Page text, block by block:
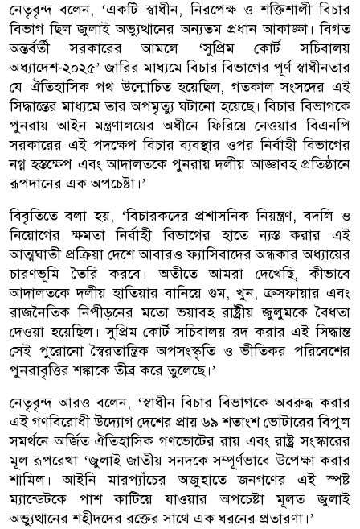
নেতৃবৃন্দ বলেন, ‘একটি স্বাধীন, নিরপেক্ষ ও শক্তিশালী বিচার
বিভাগ ছিল জুলাই অভ্যুত্থানের অন্যতম প্রধান আকাঙ্ক্ষা। বিগত
অন্তর্বর্তী সরকারের আমলে ‘সুপ্রিম কোর্ট সচিবালয়
অধ্যাদেশ-২০২৫’ জারির মাধ্যমে বিচার বিভাগের পূর্ণ স্বাধীনতার
যে ঐতিহাসিক পথ উন্মোচিত হয়েছিল, গতকাল সংসদের এই
সিদ্ধান্তের মাধ্যমে তার অপমৃত্যু ঘটানো হয়েছে। বিচার বিভাগকে
পুনরায় আইন মন্ত্রণালয়ের অধীনে ফিরিয়ে নেওয়ার বিএনপি
সরকারের এই পদক্ষেপ বিচার ব্যবস্থার ওপর নির্বাহী বিভাগের
নগ্ন হস্তক্ষেপ এবং আদালতকে পুনরায় দলীয় আজ্ঞাবহ প্রতিষ্ঠানে
রূপদানের এক অপচেষ্টা।’
বিবৃতিতে বলা হয়, ‘বিচারকদের প্রশাসনিক নিয়ন্ত্রণ, বদলি ও
নিয়োগের ক্ষমতা নির্বাহী বিভাগের হাতে ন্যস্ত করার এই
আত্মঘাতী প্রক্রিয়া দেশে আবারও ফ্যাসিবাদের অন্ধকার অধ্যায়ের
চারণভূমি তৈরি করবে। অতীতে আমরা দেখেছি, কীভাবে
আদালতকে দলীয় হাতিয়ার বানিয়ে গুম, খুন, ক্রসফায়ার এবং
রাজনৈতিক নিপীড়নের মতো ভয়াবহ রাষ্ট্রীয় জুলুমকে বৈধতা
দেওয়া হয়েছিল। সুপ্রিম কোর্ট সচিবালয় রদ করার এই সিদ্ধান্ত
সেই পুরোনো স্বৈরতান্ত্রিক অপসংস্কৃতি ও ভীতিকর পরিবেশের
পুনরাবৃত্তির শঙ্কাকে তীব্র করে তুলেছে।’
নেতৃবৃন্দ আরও বলেন, ‘স্বাধীন বিচার বিভাগকে অবরুদ্ধ করার
এই গণবিরোধী উদ্যোগ দেশের প্রায় ৬৯ শতাংশ ভোটারের বিপুল
সমর্থনে অর্জিত ঐতিহাসিক গণভোটের রায় এবং রাষ্ট্র সংস্কারের
মূল রূপরেখা ‘জুলাই জাতীয় সনদকে সম্পূর্ণভাবে উপেক্ষা করার
শামিল। আইনি মারপ্যাঁচের অজুহাতে জনগণের এই স্পষ্ট
ম্যান্ডেটকে পাশ কাটিয়ে যাওয়ার অপচেষ্টা মূলত জুলাই
অভ্যুত্থানের শহীদদের রক্তের সাথে এক ধরনের প্রতারণা।’